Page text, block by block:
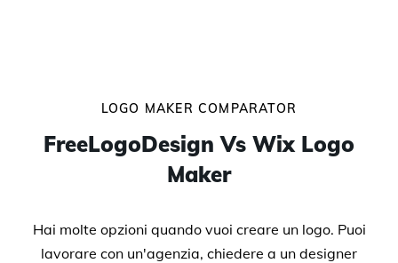
LOGO MAKER COMPARATOR
FreeLogoDesign Vs Wix Logo
Maker
Hai molte opzioni quando vuoi creare un logo. Puoi
lavorare con un'agenzia, chiedere a un designer